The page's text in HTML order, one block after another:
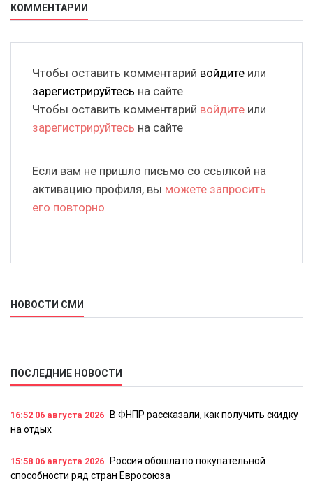
КОММЕНТАРИИ
Чтобы оставить комментарий войдите или
зарегистрируйтесь на сайте
Чтобы оставить комментарий войдите или
зарегистрируйтесь на сайте
Если вам не пришло письмо со ссылкой на
активацию профиля, вы можете запросить
его повторно
НОВОСТИ СМИ
ПОСЛЕДНИЕ НОВОСТИ
16:52 06 августа 2026
В ФНПР рассказали, как получить скидку
на отдых
15:58 06 августа 2026
Россия обошла по покупательной
способности ряд стран Евросоюза